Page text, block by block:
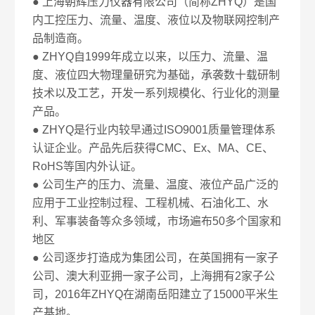
内工控压力、流量、温度、液位以及物联网控制产
品制造商。
● ZHYQ自1999年成立以来，以压力、流量、温
度、液位四大物理量研究为基础，承袭数十载研制
技术以及工艺，开发一系列规模化、行业化的测量
产品。
● ZHYQ是行业内较早通过ISO9001质量管理体系
认证企业。产品先后获得CMC、Ex、MA、CE、
RoHS等国内外认证。
● 公司生产的压力、流量、温度、液位产品广泛的
应用于工业控制过程、工程机械、石油化工、水
利、军事装备等众多领域，市场遍布50多个国家和
地区
● 公司逐步打造成为集团公司，在英国拥有一家子
公司、澳大利亚拥一家子公司，上海拥有2家子公
司，2016年ZHYQ在湖南岳阳建立了15000平米生
产基地。